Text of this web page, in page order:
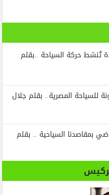
تُنشط حركة السياحة ..بقلم
للسياحة المصرية.. بقلم جلال
بمقاصدنا السياحية .. بقلم